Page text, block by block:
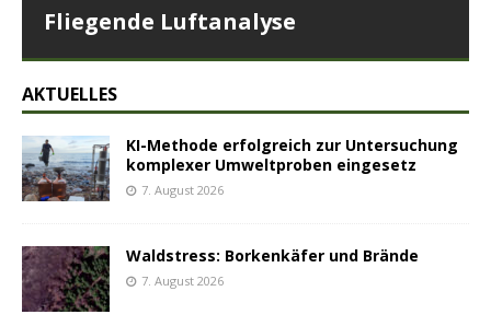
Fliegende Luftanalyse
AKTUELLES
KI-Methode erfolgreich zur Untersuchung
komplexer Umweltproben eingesetz
7. August 2026
Waldstress: Borkenkäfer und Brände
7. August 2026